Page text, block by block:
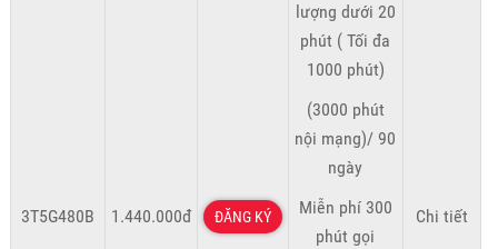
3T5G480B 1.440.000đ ĐĂNG KÝ
lượng dưới 20
phút ( Tối đa
1000 phút)
(3000 phút
nội mạng)/ 90
ngày
Miễn phí 300
phút gọi
Chi tiết